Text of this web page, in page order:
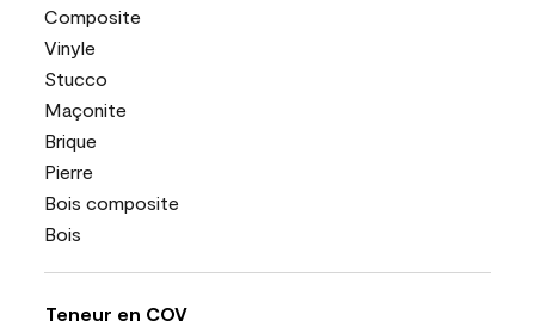
Composite
Vinyle
Stucco
Maçonite
Brique
Pierre
Bois composite
Bois
Teneur en COV